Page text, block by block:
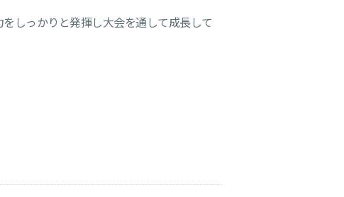
しっかりと発揮し大会を通して成長して